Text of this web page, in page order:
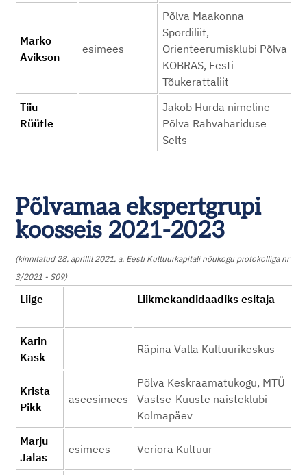
Marko
Avikson
esimees
Põlva Maakonna
Spordiliit,
Orienteerumisklubi Põlva
KOBRAS, Eesti
Tõukerattaliit
Tiiu
Rüütle
Jakob Hurda nimeline
Põlva Rahvahariduse
Selts
Põlvamaa ekspertgrupi
koosseis 2021-2023
(kinnitatud 28. aprillil 2021. a. Eesti Kultuurkapitali nõukogu protokolliga nr
3/2021 - S09)
Liige Liikmekandidaadiks esitaja
Karin
Kask
Räpina Valla Kultuurikeskus
Krista
Pikk
aseesimees
Põlva Keskraamatukogu, MTÜ
Vastse-Kuuste naisteklubi
Kolmapäev
Marju
Jalas
esimees Veriora Kultuur